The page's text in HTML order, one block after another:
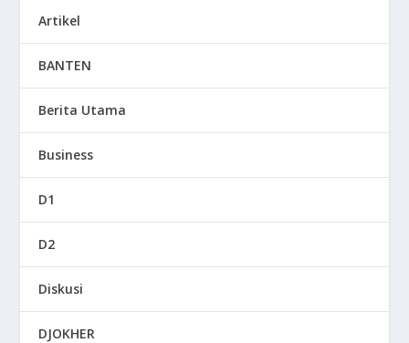
Artikel
BANTEN
Berita Utama
Business
D1
D2
Diskusi
DJOKHER